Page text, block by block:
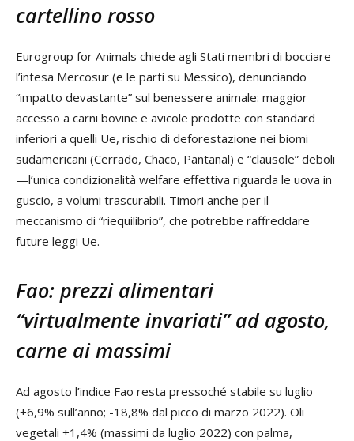
cartellino rosso
Eurogroup for Animals chiede agli Stati membri di bocciare
l’intesa Mercosur (e le parti su Messico), denunciando
“impatto devastante” sul benessere animale: maggior
accesso a carni bovine e avicole prodotte con standard
inferiori a quelli Ue, rischio di deforestazione nei biomi
sudamericani (Cerrado, Chaco, Pantanal) e “clausole” deboli
—l’unica condizionalità welfare effettiva riguarda le uova in
guscio, a volumi trascurabili. Timori anche per il
meccanismo di “riequilibrio”, che potrebbe raffreddare
future leggi Ue.
Fao: prezzi alimentari
“virtualmente invariati” ad agosto,
carne ai massimi
Ad agosto l’indice Fao resta pressoché stabile su luglio
(+6,9% sull’anno; -18,8% dal picco di marzo 2022). Oli
vegetali +1,4% (massimi da luglio 2022) con palma,